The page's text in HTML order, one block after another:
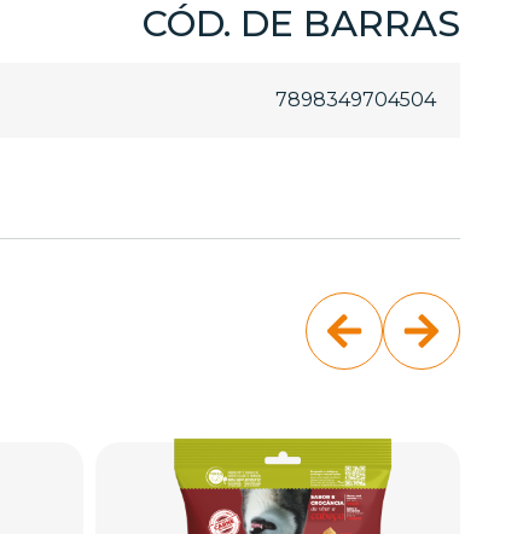
CÓD. DE BARRAS
7898349704504